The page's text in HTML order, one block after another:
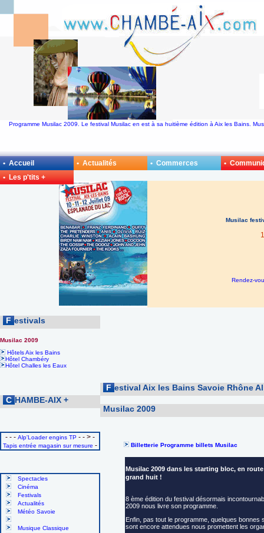
Programme Musilac 2009. Le festival Musilac en est à sa huitième édition à Aix les Bains.
Musilac
Rendez-
F estivals
Musilac 2009
Hôtels Aix les Bains
Hôtel Chambéry
Hôtel Challes les Eaux
C HAMBE-AIX +
- - - Alp'Loader engins TP - - > -
Tapis entrée magasin sur mesure -
Spectacles
Cinéma
Festivals
Actualités
Météo Savoie
Musique Classique
F estival Aix les Bains Savoie Rhône
Musilac 2009
Billetterie Programme billets Musilac
Musilac 2009 dans les starting bloc, en
grand huit !
8 ème édition du festival désormais
2009 nous livre son programme.
Enfin, pas tout le programme, quelques bonnes
sont encore attendues nous promettent les
• Accueil • Actualités • Commerces
•
• Les p'tits +